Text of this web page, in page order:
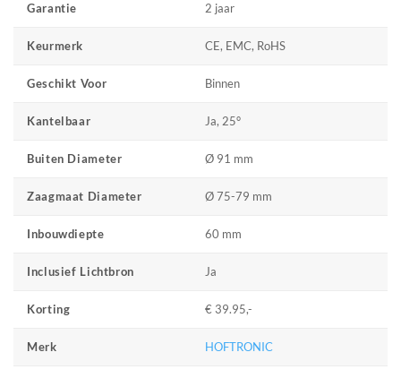
Garantie 2 jaar
Keurmerk CE, EMC, RoHS
Geschikt Voor Binnen
Kantelbaar Ja, 25°
Buiten Diameter Ø 91 mm
Zaagmaat Diameter Ø 75-79 mm
Inbouwdiepte 60 mm
Inclusief Lichtbron Ja
Korting € 39.95,-
Merk HOFTRONIC